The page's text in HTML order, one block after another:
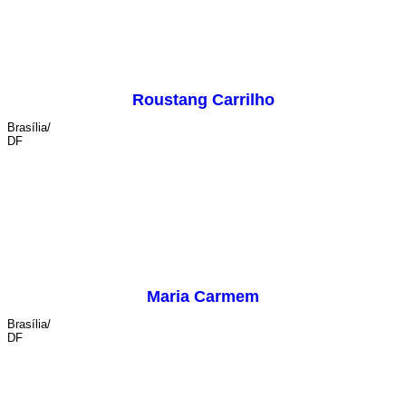
Roustang Carrilho
Brasília/
DF
Maria Carmem
Brasília/
DF